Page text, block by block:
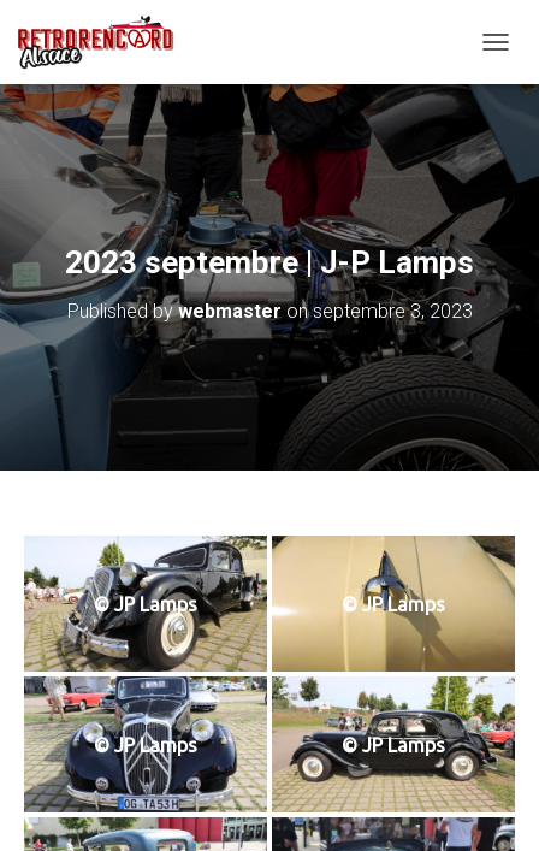
U
I
/
F
R
M
E
R
L
A
N
A
I
T
I
O
2023 septembre | J-P Lamps
Published bywebmasteronseptembre 3, 2023
© JP Lamps © JP Lamps
© JP Lamps © JP Lamps